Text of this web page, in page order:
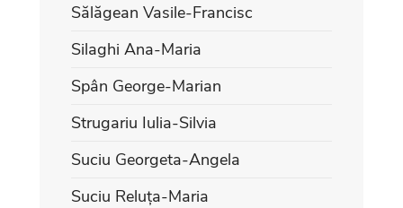
Sălăgean Vasile-Francisc
Silaghi Ana-Maria
Spân George-Marian
Strugariu Iulia-Silvia
Suciu Georgeta-Angela
Suciu Reluța-Maria